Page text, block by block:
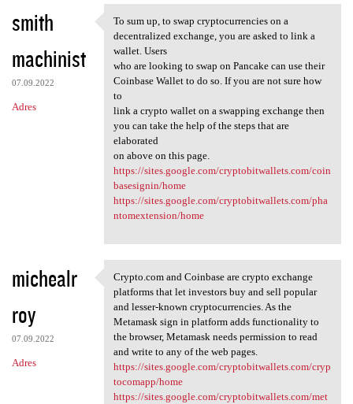
smith
machinist
07.09.2022
Adres
To sum up, to swap
To sum up, to swap cryptocurrencies on a
decentralized exchange, you are asked to link a
wallet. Users
who are looking to swap on Pancake can use their
Coinbase Wallet to do so. If you are not sure how
to
link a crypto wallet on a swapping exchange then
you can take the help of the steps that are
elaborated
on above on this page.
https://sites.google.com/cryptobitwallets.com/coin
basesignin/home
https://sites.google.com/cryptobitwallets.com/pha
ntomextension/home
michealr
roy
07.09.2022
Adres
Crypto.com and Coinbase are
Crypto.com and Coinbase are crypto exchange
platforms that let investors buy and sell popular
and lesser-known cryptocurrencies. As the
Metamask sign in platform adds functionality to
the browser, Metamask needs permission to read
and write to any of the web pages.
https://sites.google.com/cryptobitwallets.com/cryp
tocomapp/home
https://sites.google.com/cryptobitwallets.com/met